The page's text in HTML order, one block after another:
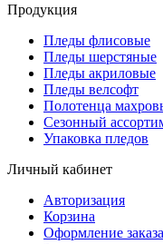
Продукция
Пледы флисовые
Пледы шерстяные
Пледы акриловые
Пледы велсофт
Полотенца
Сезонный
Упаковка пледов
Личный кабинет
Авторизация
Корзина
Оформление заказа